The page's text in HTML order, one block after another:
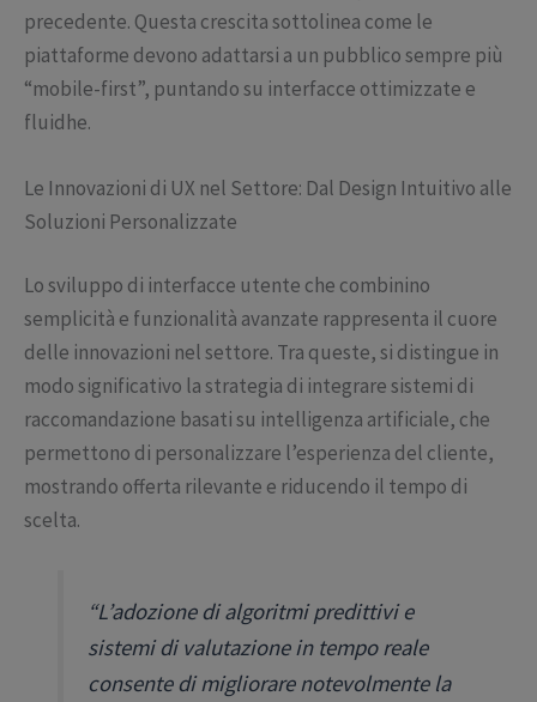
precedente. Questa crescita sottolinea come le
piattaforme devono adattarsi a un pubblico sempre più
“mobile-first”, puntando su interfacce ottimizzate e
fluidhe.
Le Innovazioni di UX nel Settore: Dal Design Intuitivo alle
Soluzioni Personalizzate
Lo sviluppo di interfacce utente che combinino
semplicità e funzionalità avanzate rappresenta il cuore
delle innovazioni nel settore. Tra queste, si distingue in
modo significativo la strategia di integrare sistemi di
raccomandazione basati su intelligenza artificiale, che
permettono di personalizzare l’esperienza del cliente,
mostrando offerta rilevante e riducendo il tempo di
scelta.
“L’adozione di algoritmi predittivi e
sistemi di valutazione in tempo reale
consente di migliorare notevolmente la